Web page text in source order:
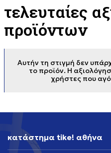
τελευταίες
προϊόντων
Αυτήν τη στιγμή δεν
το προϊόν. Η
χρήστες που
κατάστημα tike! αθήνα